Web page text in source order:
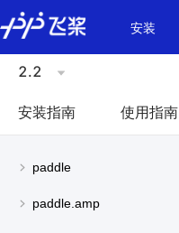
\u200E
安装
2.2
安装指南 使用指南
paddle
paddle.amp